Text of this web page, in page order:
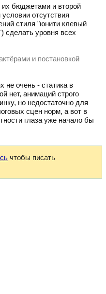
их бюджетами и второй
отсутствия
стиля "юнити клевый
сделать уровня всех
и постановкой
не очень - статика в
нет, анимаций строго
но недостаточно для
сцен норм, а вот в
глаза уже начало бы
чтобы писать